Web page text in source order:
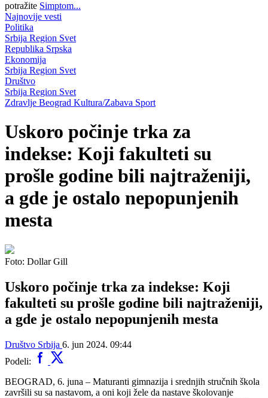
potražite Simptom...
Najnovije vesti
Politika
Srbija Region Svet
Republika Srpska
Ekonomija
Srbija Region Svet
Društvo
Srbija Region Svet
Zdravlje Beograd Kultura/Zabava Sport
Uskoro počinje trka za
indekse: Koji fakulteti su
prošle godine bili najtraženiji,
a gde je ostalo nepopunjenih
mesta
Foto: Dollar Gill
Uskoro počinje trka za indekse: Koji
fakulteti su prošle godine bili najtraženiji,
a gde je ostalo nepopunjenih mesta
Društvo Srbija 6. jun 2024. 09:44
Podeli:
BEOGRAD, 6. juna – Maturanti gimnazija i srednjih stručnih škola
završili su sa nastavom, a oni koji žele da nastave školovanje